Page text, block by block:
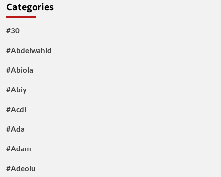
Categories
#30
#Abdelwahid
#Abiola
#Abiy
#Acdi
#Ada
#Adam
#Adeolu